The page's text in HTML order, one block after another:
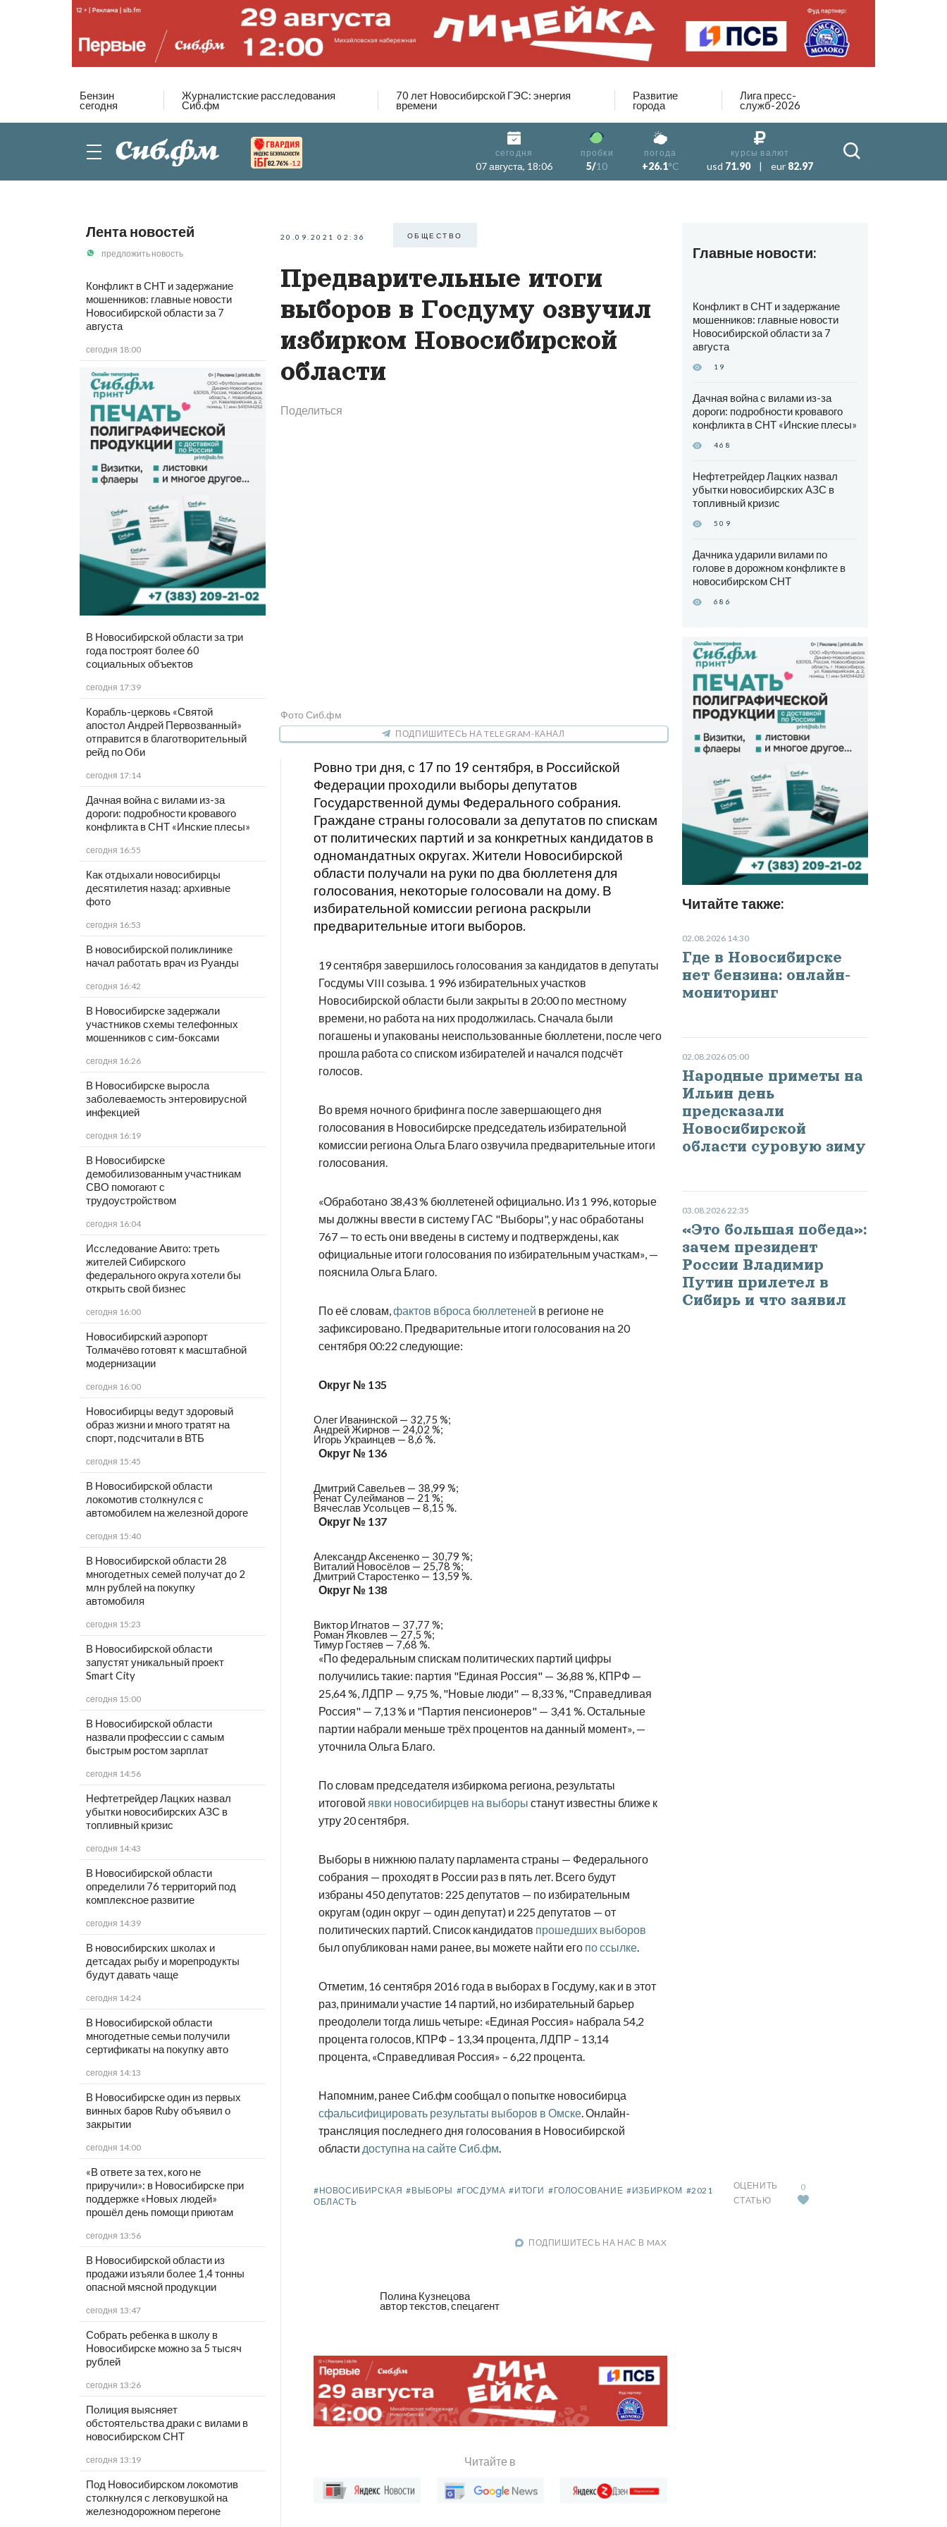
Бензин
сегодня
Журналистские расследования
Сиб.фм
70 лет Новосибирской ГЭС: энергия
времени
Развитие
города
Лига пресс-
служб-2026
82.76% -1.2
сегодня
07 августа, 18:06
пробки
5/10
погода
+26.1°C
курсы валют
usd 71.90 | eur 82.97
Лента новостей
предложить новость
Конфликт в СНТ и задержание
мошенников: главные новости
Новосибирской области за 7
августа
сегодня 18:00
В Новосибирской области за три
года построят более 60
социальных объектов
сегодня 17:39
Корабль-церковь «Святой
апостол Андрей Первозванный»
отправится в благотворительный
рейд по Оби
сегодня 17:14
Дачная война с вилами из-за
дороги: подробности кровавого
конфликта в СНТ «Инские плесы»
сегодня 16:55
Как отдыхали новосибирцы
десятилетия назад: архивные
фото
сегодня 16:53
В новосибирской поликлинике
начал работать врач из Руанды
сегодня 16:42
В Новосибирске задержали
участников схемы телефонных
мошенников с сим-боксами
сегодня 16:26
В Новосибирске выросла
заболеваемость энтеровирусной
инфекцией
сегодня 16:19
В Новосибирске
демобилизованным участникам
СВО помогают с
трудоустройством
сегодня 16:04
Исследование Авито: треть
жителей Сибирского
федерального округа хотели бы
открыть свой бизнес
сегодня 16:00
Новосибирский аэропорт
Толмачёво готовят к масштабной
модернизации
сегодня 16:00
Новосибирцы ведут здоровый
образ жизни и много тратят на
спорт, подсчитали в ВТБ
сегодня 15:45
В Новосибирской области
локомотив столкнулся с
автомобилем на железной дороге
сегодня 15:40
В Новосибирской области 28
многодетных семей получат до 2
млн рублей на покупку
автомобиля
сегодня 15:23
В Новосибирской области
запустят уникальный проект
Smart City
сегодня 15:00
В Новосибирской области
назвали профессии с самым
быстрым ростом зарплат
сегодня 14:56
Нефтетрейдер Лацких назвал
убытки новосибирских АЗС в
топливный кризис
сегодня 14:43
В Новосибирской области
определили 76 территорий под
комплексное развитие
сегодня 14:39
В новосибирских школах и
детсадах рыбу и морепродукты
будут давать чаще
сегодня 14:24
В Новосибирской области
многодетные семьи получили
сертификаты на покупку авто
сегодня 14:13
В Новосибирске один из первых
винных баров Ruby объявил о
закрытии
сегодня 14:00
«В ответе за тех, кого не
приручили»: в Новосибирске при
поддержке «Новых людей»
прошёл день помощи приютам
сегодня 13:56
В Новосибирской области из
продажи изъяли более 1,4 тонны
опасной мясной продукции
сегодня 13:47
Собрать ребенка в школу в
Новосибирске можно за 5 тысяч
рублей
сегодня 13:26
Полиция выясняет
обстоятельства драки с вилами в
новосибирском СНТ
сегодня 13:19
Под Новосибирском локомотив
столкнулся с легковушкой на
железнодорожном перегоне
20.09.2021 02:36 ОБЩЕСТВО
Предварительные итоги
выборов в Госдуму озвучил
избирком Новосибирской
области
Поделиться
Фото Сиб.фм
ПОДПИШИТЕСЬ НА TELEGRAM-КАНАЛ
Ровно три дня, с 17 по 19 сентября, в Российской
Федерации проходили выборы депутатов
Государственной думы Федерального собрания.
Граждане страны голосовали за депутатов по спискам
от политических партий и за конкретных кандидатов в
одномандатных округах. Жители Новосибирской
области получали на руки по два бюллетеня для
голосования, некоторые голосовали на дому. В
избирательной комиссии региона раскрыли
предварительные итоги выборов.
19 сентября завершилось голосования за кандидатов в депутаты
Госдумы VIII созыва. 1 996 избирательных участков
Новосибирской области были закрыты в 20:00 по местному
времени, но работа на них продолжилась. Сначала были
погашены и упакованы неиспользованные бюллетени, после чего
прошла работа со списком избирателей и начался подсчёт
голосов.
Во время ночного брифинга после завершающего дня
голосования в Новосибирске председатель избирательной
комиссии региона Ольга Благо озвучила предварительные итоги
голосования.
«‎Обработано 38,43 % бюллетеней официально. Из 1 996, которые
мы должны ввести в систему ГАС "Выборы", у нас обработаны
767 — то есть они введены в систему и подтверждены, как
официальные итоги голосования по избирательным участкам», —
пояснила Ольга Благо.
По её словам,фактов вброса бюллетеней в регионе не
зафиксировано. Предварительные итоги голосования на 20
сентября 00:22 следующие:
Округ № 135
Олег Иванинской — 32,75 %;
Андрей Жирнов — 24,02 %;
Игорь Украинцев — 8,6 %.
Округ № 136
Дмитрий Савельев — 38,99 %;
Ренат Сулейманов — 21 %;
Вячеслав Усольцев — 8,15 %.
Округ № 137
Александр Аксененко — 30,79 %;
Виталий Новосёлов — 25,78 %;
Дмитрий Старостенко — 13,59 %.
Округ № 138
Виктoр Игнатoв — 37,77 %;
Роман Яковлев — 27,5 %;
Тимур Гостяев — 7,68 %.
«‎По федеральным спискам политических партий цифры
получились такие: партия "Единая Россия" — 36,88 %, КПРФ —
25,64 %, ЛДПР — 9,75 %, "Новые люди" — 8,33 %, "Справедливая
Россия" — 7,13 % и "Партия пенсионеров" — 3,41 %. Остальные
партии набрали меньше трёх процентов на данный момент», —
уточнила Ольга Благо.
По словам председателя избиркома региона, результаты
итоговой явки новосибирцев на выборы станут известны ближе к
утру 20 сентября.
Выборы в нижнюю палату парламента страны — Федерального
собрания — проходят в России раз в пять лет. Всего будут
избраны 450 депутатов: 225 депутатов — по избирательным
округам (один округ — один депутат) и 225 депутатов — от
политических партий. Список кандидатов прошедших выборов
был опубликован нами ранее, вы можете найти его по ссылке.
Отметим, 16 сентября 2016 года в выборах в Госдуму, как и в этот
раз, принимали участие 14 партий, но избирательный барьер
преодолели тогда лишь четыре: «Единая Россия» набрала 54,2
процента голосов, КПРФ – 13,34 процента, ЛДПР – 13,14
процента, «Справедливая Россия» – 6,22 процента.
Напомним, ранее Сиб.фм сообщал о попытке новосибирца
сфальсифицировать результаты выборов в Омске. Онлайн-
трансляция последнего дня голосования в Новосибирской
области доступна на сайте Сиб.фм.
#НОВОСИБИРСКАЯ
ОБЛАСТЬ
#ВЫБОРЫ #ГОСДУМА #ИТОГИ #ГОЛОСОВАНИЕ #ИЗБИРКОМ #2021
ОЦЕНИТЬ
СТАТЬЮ
0
ПОДПИШИТЕСЬ НА НАС В MAX
Полина Кузнецова
автор текстов, спецагент
Читайте в
Главные новости:
Конфликт в СНТ и задержание
мошенников: главные новости
Новосибирской области за 7
августа
19
Дачная война с вилами из-за
дороги: подробности кровавого
конфликта в СНТ «Инские плесы»
468
Нефтетрейдер Лацких назвал
убытки новосибирских АЗС в
топливный кризис
509
Дачника ударили вилами по
голове в дорожном конфликте в
новосибирском СНТ
686
Читайте также:
02.08.2026 14:30
Где в Новосибирске
нет бензина: онлайн-
мониторинг
02.08.2026 05:00
Народные приметы на
Ильин день
предсказали
Новосибирской
области суровую зиму
03.08.2026 22:35
«Это большая победа»:
зачем президент
России Владимир
Путин прилетел в
Сибирь и что заявил